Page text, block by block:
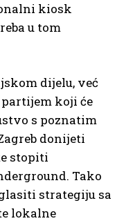
kiosk
u tom
dijelu, već
partijem koji će
s poznatim
donijeti
stopiti
Tako
strategiju sa
lokalne